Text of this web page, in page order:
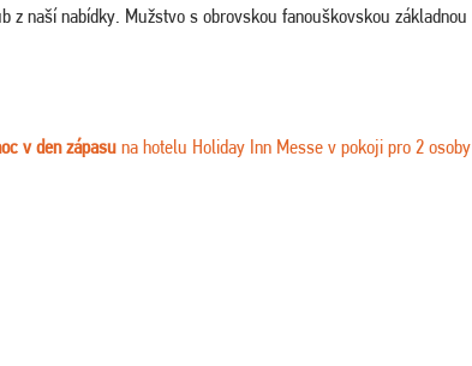
z naší nabídky. Mužstvo s obrovskou fanouškovskou základnou
v den zápasu na hotelu Holiday Inn Messe v pokoji pro 2 osoby